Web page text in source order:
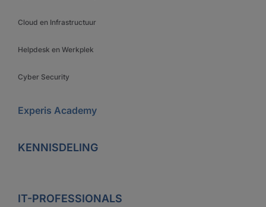
Cloud en Infrastructuur
Helpdesk en Werkplek
Cyber Security
Experis Academy
KENNISDELING
IT-PROFESSIONALS